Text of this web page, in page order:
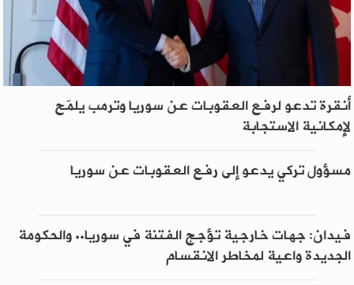
أنقرة تدعو لرفع العقوبات عن سوريا وترمب يلمّح
لإمكانية الاستجابة
مسؤول تركي يدعو إلى رفع العقوبات عن سوريا
فيدان: جهات خارجية تؤجج الفتنة في سوريا.. والحكومة
الجديدة واعية لمخاطر الانقسام